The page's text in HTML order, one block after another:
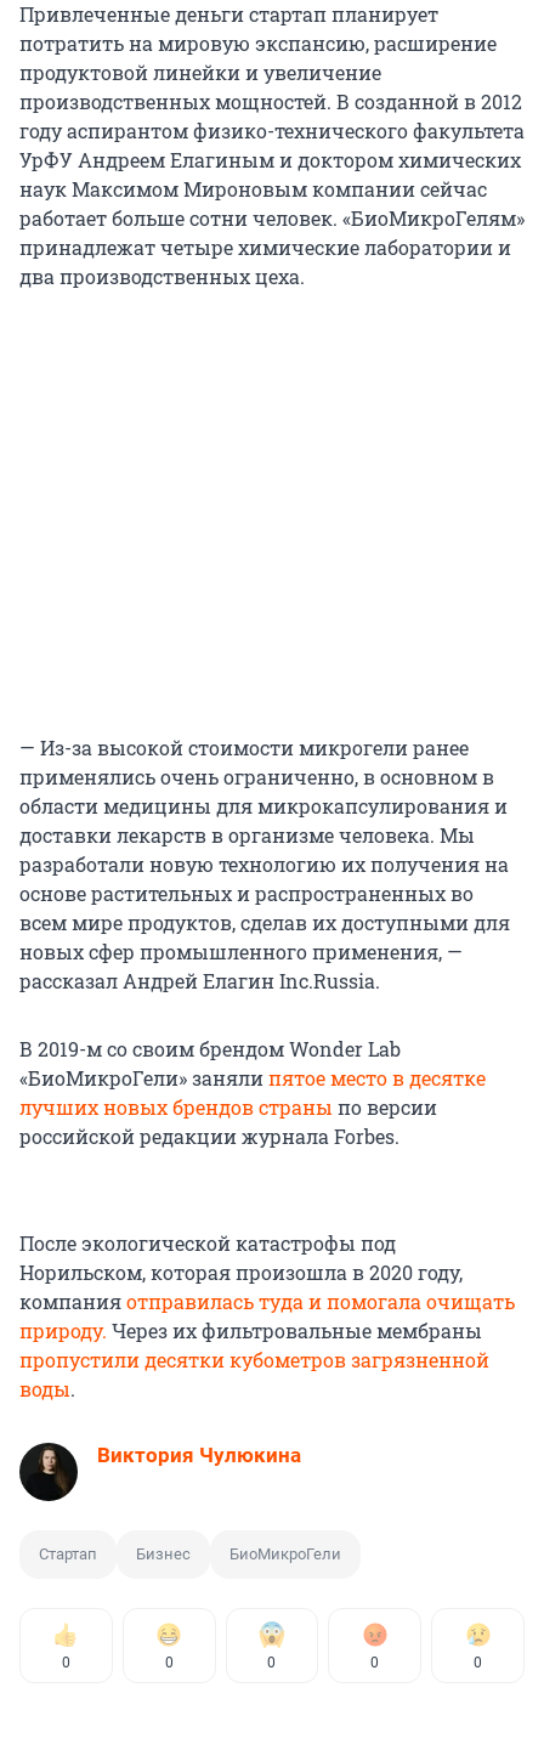
Привлеченные деньги стартап планирует
потратить на мировую экспансию, расширение
продуктовой линейки и увеличение
производственных мощностей. В созданной в 2012
году аспирантом физико-технического факультета
УрФУ Андреем Елагиным и доктором химических
наук Максимом Мироновым компании сейчас
работает больше сотни человек. «БиоМикроГелям»
принадлежат четыре химические лаборатории и
два производственных цеха.
— Из-за высокой стоимости микрогели ранее
применялись очень ограниченно, в основном в
области медицины для микрокапсулирования и
доставки лекарств в организме человека. Мы
разработали новую технологию их получения на
основе растительных и распространенных во
всем мире продуктов, сделав их доступными для
новых сфер промышленного применения, —
рассказал Андрей Елагин Inc.Russia.
В 2019-м со своим брендом Wonder Lab
«БиоМикроГели» занялипятое место в десятке
лучших новых брендов страны по версии
российской редакции журнала Forbes.
После экологической катастрофы под
Норильском, которая произошла в 2020 году,
компанияотправилась туда и помогала очищать
природу. Через их фильтровальные мембраны
пропустили десятки кубометров загрязненной
воды.
Виктория Чулюкина
Стартап Бизнес БиоМикроГели
0 0 0 0 0